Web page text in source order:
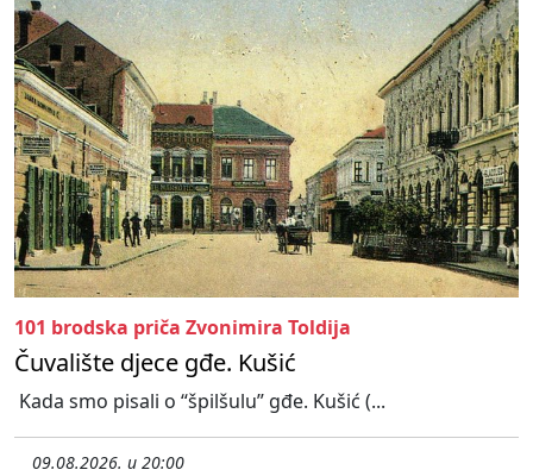
101 brodska priča Zvonimira Toldija
Čuvalište djece gđe. Kušić
Kada smo pisali o “špilšulu” gđe. Kušić (...
09.08.2026. u 20:00